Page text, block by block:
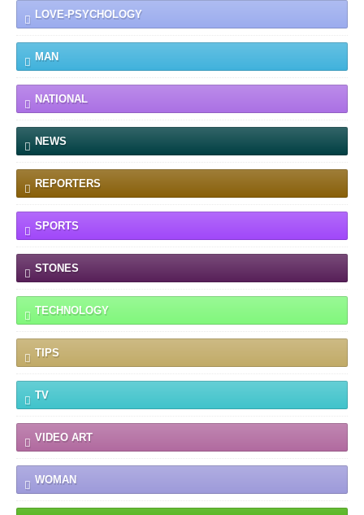
LOVE-PSYCHOLOGY
MAN
NATIONAL
NEWS
REPORTERS
SPORTS
STONES
TECHNOLOGY
TIPS
TV
VIDEO ART
WOMAN